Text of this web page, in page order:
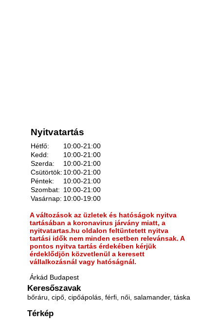
Nyitvatartás
Hétfő:
10:00-21:00
Kedd:
10:00-21:00
Szerda:
10:00-21:00
Csütörtök: 10:00-21:00
Péntek:
10:00-21:00
Szombat: 10:00-21:00
Vasárnap: 10:00-19:00
A változások az üzletek és hatóságok nyitva
tartásában a koronavirus járvány miatt, a
nyitvatartas.hu oldalon feltüntetett nyitva
tartási idők nem minden esetben relevánsak. A
pontos nyitva tartás érdekében kérjük
érdeklődjön közvetlenül a keresett
vállalkozásnál vagy hatóságnál.
Árkád Budapest
Keresőszavak
bőráru, cipő, cipőápolás, férfi, női, salamander, táska
Térkép